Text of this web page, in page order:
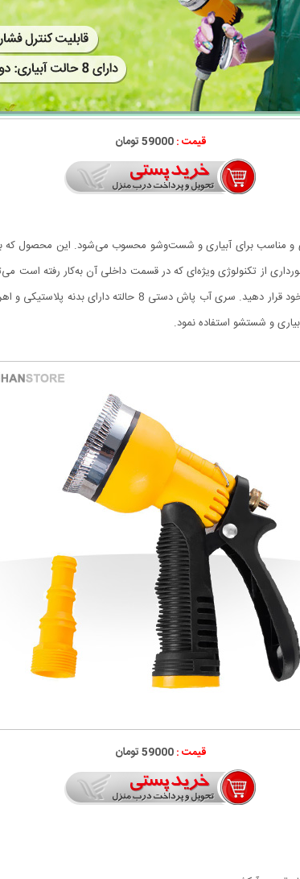
قیمت :59000 تومان
منظور کافی است بخش سری آبپاش را چرخانده و روی حالت مورد
قیمت :59000 تومان